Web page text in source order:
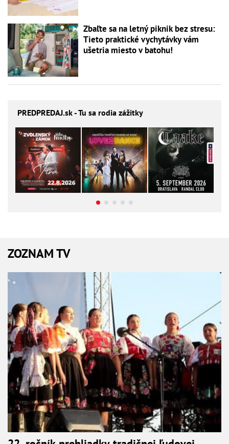
Zbaľte sa na letný piknik bez stresu:
Tieto praktické vychytávky vám
ušetria miesto v batohu!
PREDPREDAJ.sk - Tu sa rodia zážitky
ZOZNAM TV